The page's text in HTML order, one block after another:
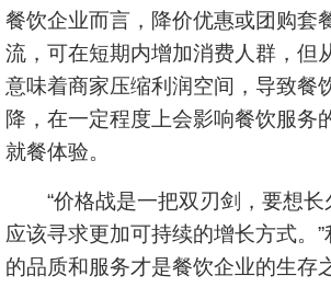
餐饮企业而言，降价优惠或团购套
流，可在短期内增加消费人群，但
意味着商家压缩利润空间，导致餐
降，在一定程度上会影响餐饮服务
就餐体验。
“价格战是一把双刃剑，要想长
应该寻求更加可持续的增长方式。
的品质和服务才是餐饮企业的生存